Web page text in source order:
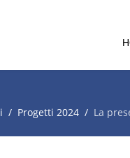
Progetti 2024 La